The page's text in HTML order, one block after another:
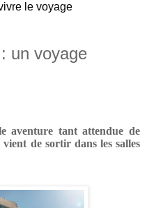
le voyage
un voyage
aventure tant attendue de
de sortir dans les salles